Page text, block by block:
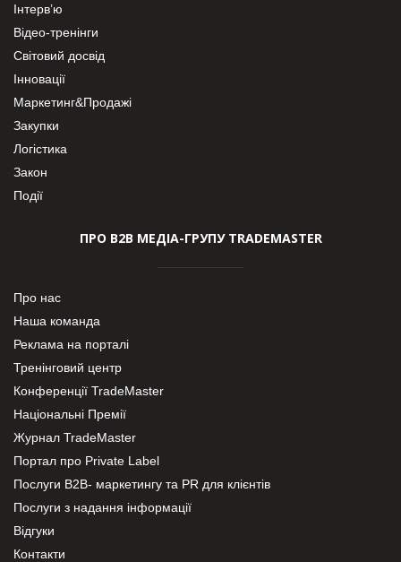
Інтерв’ю
Відео-тренінги
Світовий досвід
Інновації
Маркетинг&Продажі
Закупки
Логістика
Закон
Події
ПРО В2В МЕДІА-ГРУПУ TRADEMASTER
Про нас
Наша команда
Реклама на порталі
Тренінговий центр
Конференції TradeMaster
Національні Премії
Журнал TradeMaster
Портал про Private Label
Послуги В2В- маркетингу та PR для клієнтів
Послуги з надання інформації
Відгуки
Контакти